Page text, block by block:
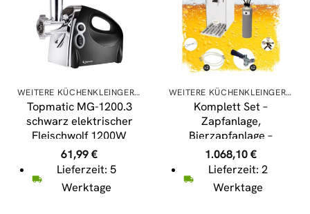
WEITERE KÜCHENKLEINGERÄTE
Topmatic MG-1200.3
schwarz elektrischer
Fleischwolf 1200W
Edelstahl Rückwärtslauf
Sicherheitsschalter
61,99€
Lieferzeit: 5
Werktage
WEITERE KÜCHENKLEINGERÄTE
Komplett Set –
Zapfanlage,
Bierzapfanlage –
Kontakt 40 2-leitig
Trockenkühler,
Durchlaufkühler 50
Liter/h, Green Line,
1.068,10€
Lieferzeit: 2
Werktage